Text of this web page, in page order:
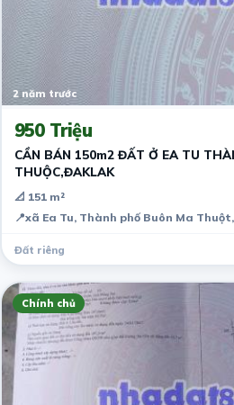
2 năm trước
950 Triệu
CẦN BÁN 150m2 ĐẤT Ở EA TU
THUỘC,ĐAKLAK
📐 151 m²
📍xã Ea Tu, Thành phố Buôn Ma
Đất riêng
Chính chủ